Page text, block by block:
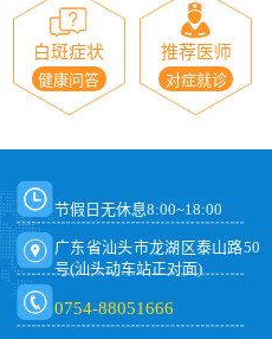
白斑症状
健康问答
推荐医师
对症就诊
节假日无休息8:00~18:00
广东省汕头市龙湖区泰山路50
号(汕头动车站正对面)
0754-88051666